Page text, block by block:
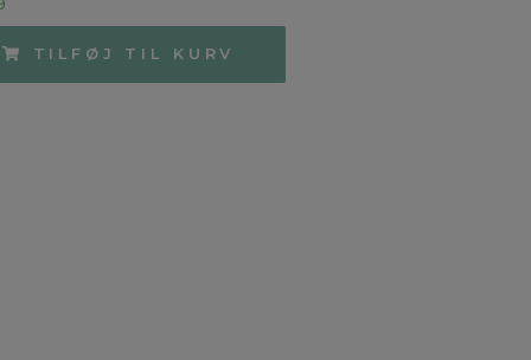
TILFØJ TIL KURV